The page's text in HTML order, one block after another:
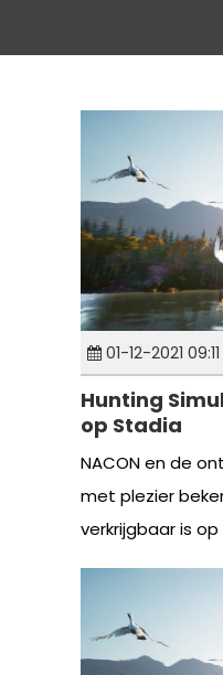
01-12-2021 09:11
Hunting
op Stadia
NACON en de
met plezier
verkrijgbaar is